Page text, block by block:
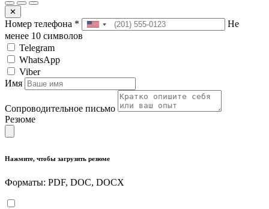
✕
Номер телефона *
Не
менее 10 символов
Telegram
WhatsApp
Viber
Имя
Сопроводительное письмо
Резюме
Нажмите, чтобы загрузить резюме
Форматы: PDF, DOC, DOCX